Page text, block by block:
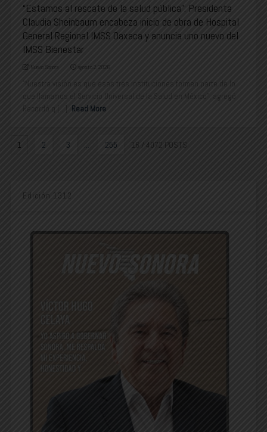
“Estamos al rescate de la salud pública”: Presidenta
Claudia Sheinbaum encabeza inicio de obra de Hospital
General Regional IMSS Oaxaca y anuncia uno nuevo del
IMSS Bienestar
Nuevo Sonora agosto 2, 2026
“Nuestra visión es que esas tres instituciones formen parte de lo
que llamamos el Servicio Universal de la Salud en México”, agregó
Recordó q [...]
Read More
1 2 3 ... 255 16 / 4072 POSTS
Edición 1312